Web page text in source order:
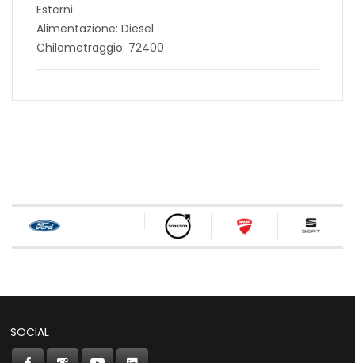
Esterni:
Alimentazione: Diesel
Chilometraggio: 72400
SOCIAL